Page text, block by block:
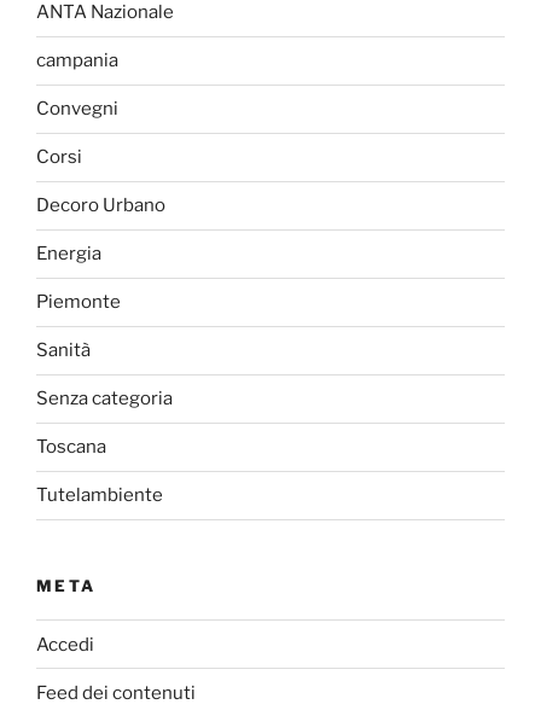
ANTA Nazionale
campania
Convegni
Corsi
Decoro Urbano
Energia
Piemonte
Sanità
Senza categoria
Toscana
Tutelambiente
META
Accedi
Feed dei contenuti